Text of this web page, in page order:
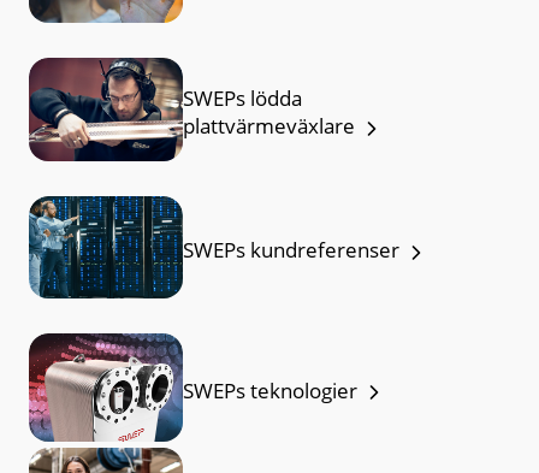
SWEPs lödda
plattvärmeväxlare
SWEPs kundreferenser
SWEPs teknologier